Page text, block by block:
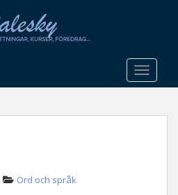
Ord och språk